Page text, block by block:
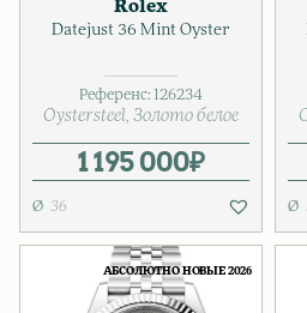
Rolex
Datejust 36 Mint Oyster
Референс: 126234
Oystersteel Золото белое
1 195 000₽
36
АБСОЛЮТНО НОВЫЕ 2026